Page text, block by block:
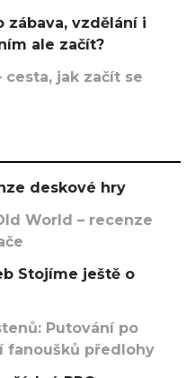
zábava, vzdělání i
ale začít?
cesta, jak začít se
deskové hry
World – recenze
Stojíme ještě o
Putování po
fanoušků předlohy